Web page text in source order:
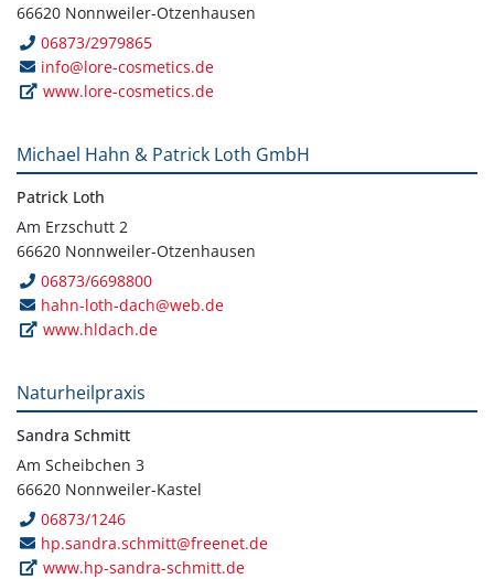
66620 Nonnweiler-Otzenhausen
06873/2979865
info@lore-cosmetics.de
www.lore-cosmetics.de
Michael Hahn & Patrick Loth GmbH
Patrick Loth
Am Erzschutt 2
66620 Nonnweiler-Otzenhausen
06873/6698800
hahn-loth-dach@web.de
www.hldach.de
Naturheilpraxis
Sandra Schmitt
Am Scheibchen 3
66620 Nonnweiler-Kastel
06873/1246
hp.sandra.schmitt@freenet.de
www.hp-sandra-schmitt.de